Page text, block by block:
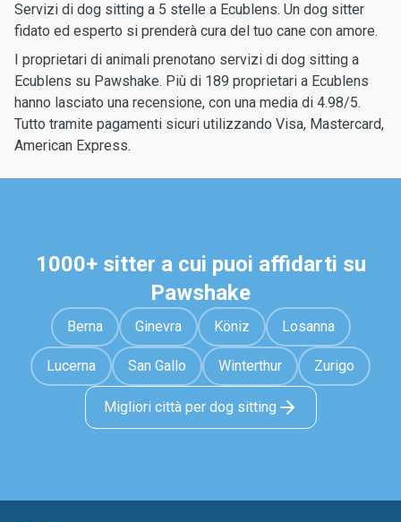
Servizi di dog sitting a 5 stelle a Ecublens. Un dog sitter
fidato ed esperto si prenderà cura del tuo cane con amore.
I proprietari di animali prenotano servizi di dog sitting a
Ecublens su Pawshake. Più di 189 proprietari a Ecublens
hanno lasciato una recensione, con una media di 4.98/5.
Tutto tramite pagamenti sicuri utilizzando Visa, Mastercard,
American Express.
1000+ sitter a cui puoi affidarti su
Pawshake
Berna Ginevra Köniz Losanna
Lucerna San Gallo Winterthur Zurigo
Migliori città per dog sitting